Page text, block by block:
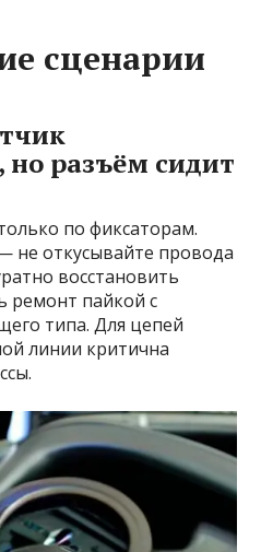
сценарии
но разъём сидит
по фиксаторам.
не откусывайте провода
восстановить
ремонт пайкой с
типа. Для цепей
линии критична